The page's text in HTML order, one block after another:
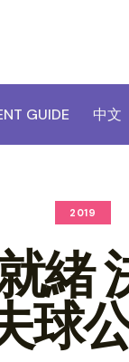
GUIDE 中文
2019
緒
球